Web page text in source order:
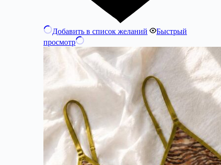
Добавить в список желаний
Быстрый
просмотр